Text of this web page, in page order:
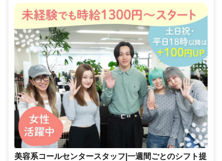
美容系コールセンタースタッフ|一週間ごとのシフト提